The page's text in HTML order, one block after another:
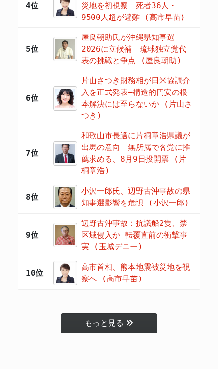
4位
災地を初視察 死者36人・
9500人超が避難 (高市早苗)
5位
屋良朝助氏が沖縄県知事選
2026に立候補 琉球独立党代
表の挑戦と争点 (屋良朝助)
6位
片山さつき財務相が日米協調介
入を正式発表―構造的円安の根
本解決には至らないか (片山さ
つき)
7位
和歌山市長選に片桐章浩県議が
出馬の意向 無所属で各党に推
薦求める、8月9日投開票 (片
桐章浩)
8位
小沢一郎氏、辺野古沖事故の県
知事選影響を危惧 (小沢一郎)
9位
辺野古沖事故：抗議船2隻、禁
区域侵入か 転覆直前の衝撃事
実 (玉城デニー)
10位
高市首相、熊本地震被災地を視
察へ (高市早苗)
もっと見る